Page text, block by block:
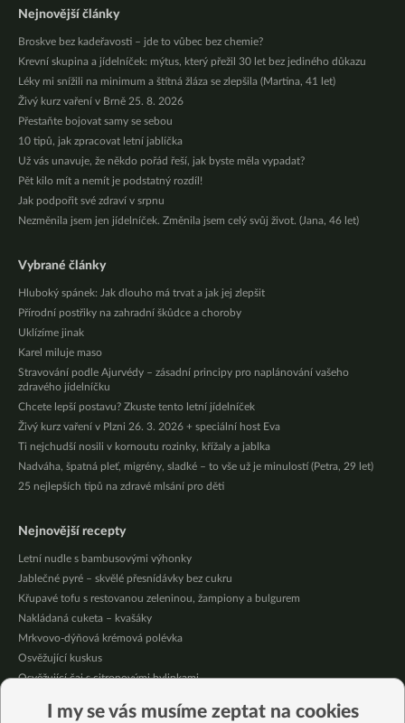
Nejnovější články
Broskve bez kadeřavosti – jde to vůbec bez chemie?
Krevní skupina a jídelníček: mýtus, který přežil 30 let bez jediného důkazu
Léky mi snížili na minimum a štítná žláza se zlepšila (Martina, 41 let)
Živý kurz vaření v Brně 25. 8. 2026
Přestaňte bojovat samy se sebou
10 tipů, jak zpracovat letní jablíčka
Už vás unavuje, že někdo pořád řeší, jak byste měla vypadat?
Pět kilo mít a nemít je podstatný rozdíl!
Jak podpořit své zdraví v srpnu
Nezměnila jsem jen jídelníček. Změnila jsem celý svůj život. (Jana, 46 let)
Vybrané články
Hluboký spánek: Jak dlouho má trvat a jak jej zlepšit
Přírodní postřiky na zahradní škůdce a choroby
Uklízíme jinak
Karel miluje maso
Stravování podle Ajurvédy – zásadní principy pro naplánování vašeho
zdravého jídelníčku
Chcete lepší postavu? Zkuste tento letní jídelníček
Živý kurz vaření v Plzni 26. 3. 2026 + speciální host Eva
Ti nejchudší nosili v kornoutu rozinky, křížaly a jablka
Nadváha, špatná pleť, migrény, sladké – to vše už je minulostí (Petra, 29 let)
25 nejlepších tipů na zdravé mlsání pro děti
Nejnovější recepty
Letní nudle s bambusovými výhonky
Jablečné pyré – skvělé přesnídávky bez cukru
Křupavé tofu s restovanou zeleninou, žampiony a bulgurem
Nakládaná cuketa – kvašáky
Mrkvovo-dýňová krémová polévka
Osvěžující kuskus
Osvěžující čaj s citronovými bylinkami
Čokoládové muffiny s mangovým krémem
I my se vás musíme zeptat na cookies